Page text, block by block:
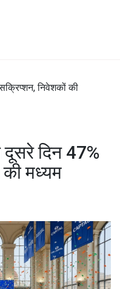
निवेशकों की
दिन 47%
मध्यम